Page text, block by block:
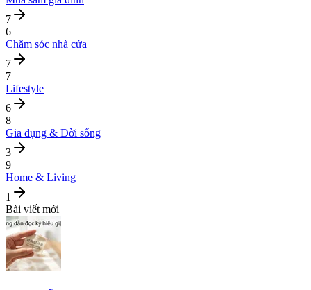
7
6
Chăm sóc nhà cửa
7
7
Lifestyle
6
8
Gia dụng & Đời sống
3
9
Home & Living
1
Bài viết mới